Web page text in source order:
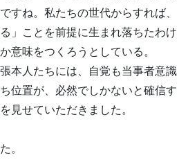
すね。私たちの世代からすれば、
」ことを前提に生まれ落ちたわけ
意味をつくろうとしている。
本人たちには、自覚も当事者意識
位置が、必然でしかないと確信す
見せていただきました。
。